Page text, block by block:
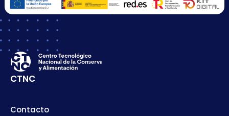
CTNC
Contacto